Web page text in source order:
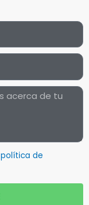
política de